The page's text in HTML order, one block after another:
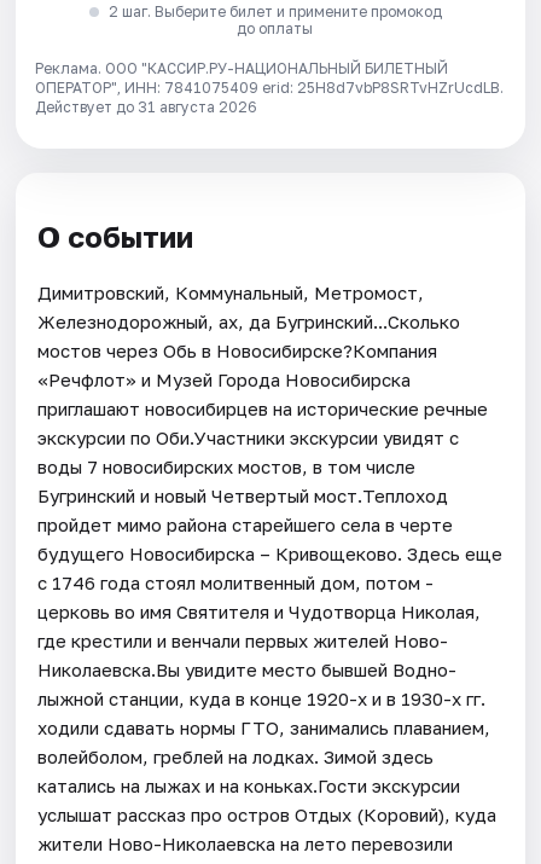
2 шаг. Выберите билет и примените промокод
до оплаты
Реклама. ООО "КАССИР.РУ-НАЦИОНАЛЬНЫЙ БИЛЕТНЫЙ
ОПЕРАТОР", ИНН: 7841075409 erid: 25H8d7vbP8SRTvHZrUcdLB.
Действует до 31 августа 2026
О событии
Димитровский, Коммунальный, Метромост,
Железнодорожный, ах, да Бугринский...Сколько
мостов через Обь в Новосибирске?Компания
«Речфлот» и Музей Города Новосибирска
приглашают новосибирцев на исторические речные
экскурсии по Оби.Участники экскурсии увидят с
воды 7 новосибирских мостов, в том числе
Бугринский и новый Четвертый мост.Теплоход
пройдет мимо района старейшего села в черте
будущего Новосибирска – Кривощеково. Здесь еще
с 1746 года стоял молитвенный дом, потом -
церковь во имя Святителя и Чудотворца Николая,
где крестили и венчали первых жителей Ново-
Николаевска.Вы увидите место бывшей Водно-
лыжной станции, куда в конце 1920-х и в 1930-х гг.
ходили сдавать нормы ГТО, занимались плаванием,
волейболом, греблей на лодках. Зимой здесь
катались на лыжах и на коньках.​Гости экскурсии
услышат рассказ про остров Отдых (Коровий), куда
жители Ново-Николаевска на лето перевозили